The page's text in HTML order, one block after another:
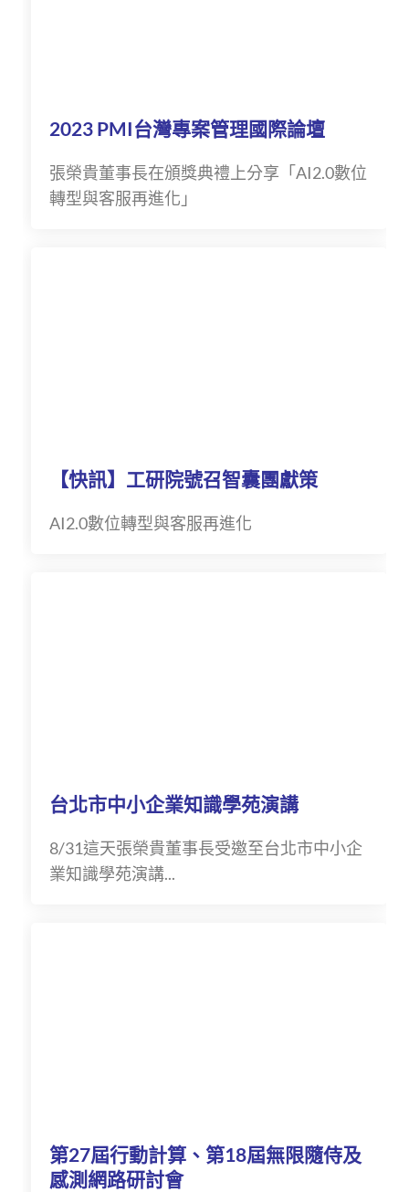
2023 PMI台灣專案管理國際論壇
張榮貴董事長在頒獎典禮上分享「AI2.0數位
轉型與客服再進化」
【快訊】工研院號召智囊團獻策
AI2.0數位轉型與客服再進化
台北市中小企業知識學苑演講
8/31這天張榮貴董事長受邀至台北市中小企
業知識學苑演講...
第27屆行動計算、第18屆無限隨侍及
感測網路研討會